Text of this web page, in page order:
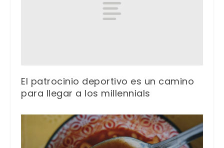
El patrocinio deportivo es un camino
para llegar a los millennials